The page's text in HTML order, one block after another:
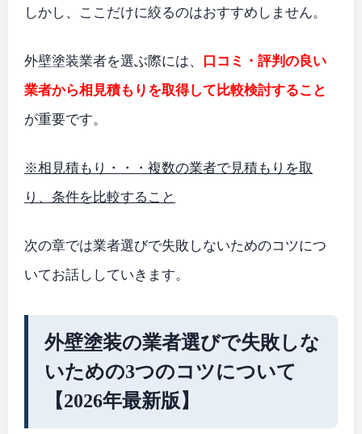
しかし、ここだけに絞るのはおすすめしません。
外壁塗装業者を選ぶ際には、
口コミ・評判の良い
業者から相見積もりを取得して比較検討すること
が重要です。
※相見積もり・・・複数の業者で見積もりを取
り、条件を比較すること
次の章では業者選びで失敗しないためのコツにつ
いてお話ししていきます。
外壁塗装の業者選びで失敗しな
いための3つのコツについて
【2026年最新版】